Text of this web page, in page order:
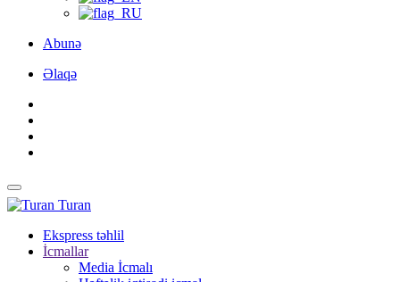
Abunə
Əlaqə
Turan
Ekspress təhlil
İcmallar
Media İcmalı